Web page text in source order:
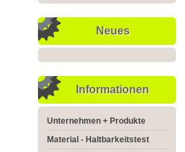
Neues
Informationen
Unternehmen + Produkte
Material - Haltbarkeitstest